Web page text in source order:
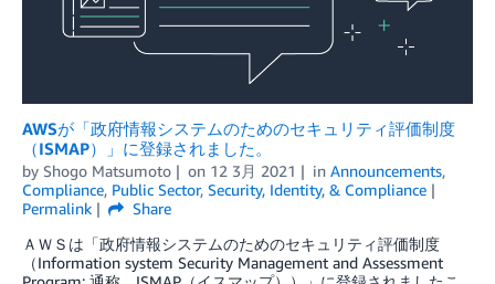
AWSが「政府情報システムのためのセキュリティ評価制度
（ISMAP）」に登録されました。
by Shogo Matsumoto on 12 3月 2021 in Announcements,
Compliance, Public Sector, Security, Identity, & Compliance
Permalink
Share
ＡＷＳは「政府情報システムのためのセキュリティ評価制度
（Information system Security Management and Assessment